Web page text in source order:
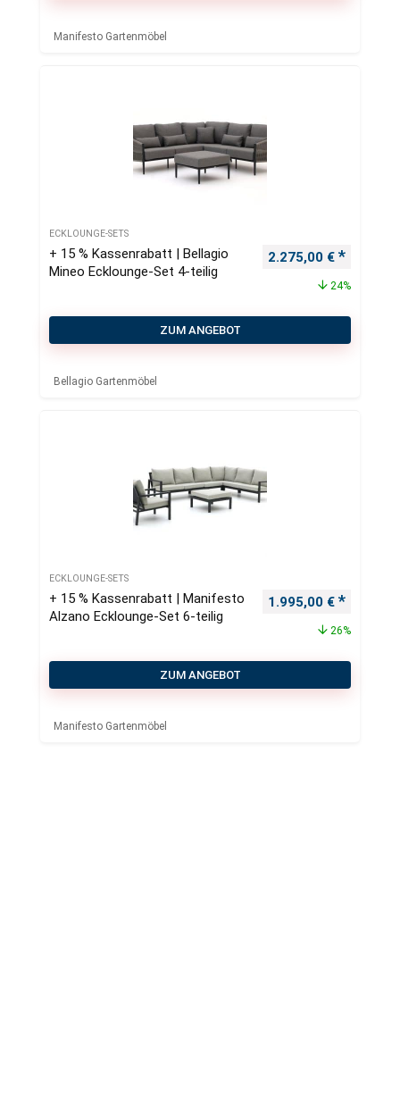
Manifesto Gartenmöbel
ECKLOUNGE-SETS
+ 15 % Kassenrabatt | Bellagio
Mineo Ecklounge-Set 4-teilig
Ursprünglicher
2.275,00 €
24%
ZUM ANGEBOT
Bellagio Gartenmöbel
ECKLOUNGE-SETS
+ 15 % Kassenrabatt | Manifesto
Alzano Ecklounge-Set 6-teilig
Ursprünglicher
1.995,00 €
26%
ZUM ANGEBOT
Manifesto Gartenmöbel